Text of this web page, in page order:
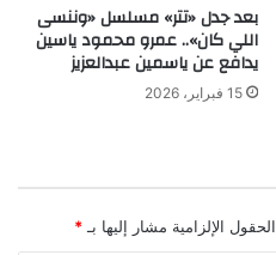
بعد جدل «تتر» مسلسل «وننسى
اللي كان».. عمرو محمود ياسين
يدافع عن ياسمين عبدالعزيز
15 فبراير، 2026
الحقول الإلزامية مشار إليها بـ *